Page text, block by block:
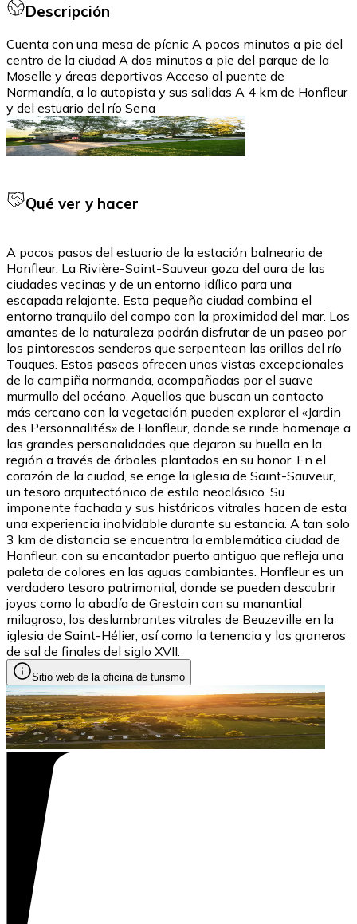
Descripción
Cuenta con una mesa de pícnic A pocos minutos a pie del
centro de la ciudad A dos minutos a pie del parque de la
Moselle y áreas deportivas Acceso al puente de
Normandía, a la autopista y sus salidas A 4 km de Honfleur
y del estuario del río Sena
Qué ver y hacer
A pocos pasos del estuario de la estación balnearia de
Honfleur, La Rivière-Saint-Sauveur goza del aura de las
ciudades vecinas y de un entorno idílico para una
escapada relajante. Esta pequeña ciudad combina el
entorno tranquilo del campo con la proximidad del mar. Los
amantes de la naturaleza podrán disfrutar de un paseo por
los pintorescos senderos que serpentean las orillas del río
Touques. Estos paseos ofrecen unas vistas excepcionales
de la campiña normanda, acompañadas por el suave
murmullo del océano. Aquellos que buscan un contacto
más cercano con la vegetación pueden explorar el «Jardin
des Personnalités» de Honfleur, donde se rinde homenaje a
las grandes personalidades que dejaron su huella en la
región a través de árboles plantados en su honor. En el
corazón de la ciudad, se erige la iglesia de Saint-Sauveur,
un tesoro arquitectónico de estilo neoclásico. Su
imponente fachada y sus históricos vitrales hacen de esta
una experiencia inolvidable durante su estancia. A tan solo
3 km de distancia se encuentra la emblemática ciudad de
Honfleur, con su encantador puerto antiguo que refleja una
paleta de colores en las aguas cambiantes. Honfleur es un
verdadero tesoro patrimonial, donde se pueden descubrir
joyas como la abadía de Grestain con su manantial
milagroso, los deslumbrantes vitrales de Beuzeville en la
iglesia de Saint-Hélier, así como la tenencia y los graneros
de sal de finales del siglo XVII.
Sitio web de la oficina de turismo